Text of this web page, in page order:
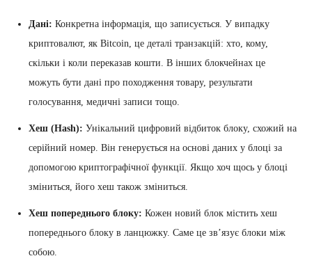
Дані: Конкретна інформація, що записується. У випадку
криптовалют, як Bitcoin, це деталі транзакцій: хто, кому,
скільки і коли переказав кошти. В інших блокчейнах це
можуть бути дані про походження товару, результати
голосування, медичні записи тощо.
Хеш (Hash): Унікальний цифровий відбиток блоку, схожий на
серійний номер. Він генерується на основі даних у блоці за
допомогою криптографічної функції. Якщо хоч щось у блоці
зміниться, його хеш також зміниться.
Хеш попереднього блоку: Кожен новий блок містить хеш
попереднього блоку в ланцюжку. Саме це зв’язує блоки між
собою.